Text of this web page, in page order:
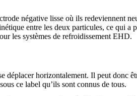
négative lisse où ils redeviennent
entre les deux particules, ce qui
les systèmes de refroidissement EHD.
horizontalement. Il peut donc
ce label qu’ils sont connus de tous.